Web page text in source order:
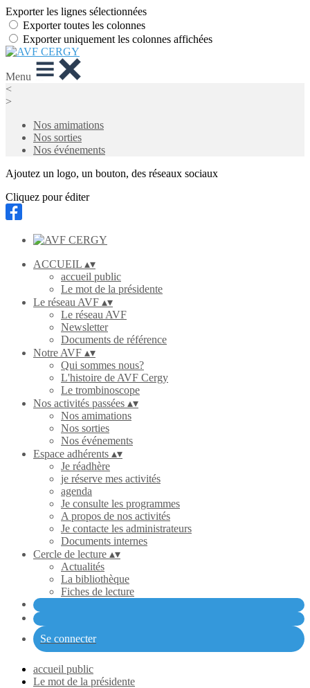
Exporter les lignes sélectionnées
Exporter toutes les colonnes
Exporter uniquement les colonnes affichées
Menu
<
>
Nos amimations
Nos sorties
Nos événements
Ajoutez un logo, un bouton, des réseaux sociaux
Cliquez pour éditer
ACCUEIL ▴▾
accueil public
Le mot de la présidente
Le réseau AVF ▴▾
Le réseau AVF
Newsletter
Documents de référence
Notre AVF ▴▾
Qui sommes nous?
L'histoire de AVF Cergy
Le trombinoscope
Nos activités passées ▴▾
Nos amimations
Nos sorties
Nos événements
Espace adhérents ▴▾
Je réadhère
je réserve mes activités
agenda
Je consulte les programmes
A propos de nos activités
Je contacte les administrateurs
Documents internes
Cercle de lecture ▴▾
Actualités
La bibliothèque
Fiches de lecture
Se connecter
accueil public
Le mot de la présidente